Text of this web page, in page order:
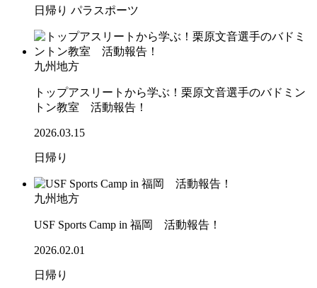
日帰り パラスポーツ
九州地方
トップアスリートから学ぶ！栗原文音選手のバドミン
トン教室 活動報告！
2026.03.15
日帰り
九州地方
USF Sports Camp in 福岡 活動報告！
2026.02.01
日帰り